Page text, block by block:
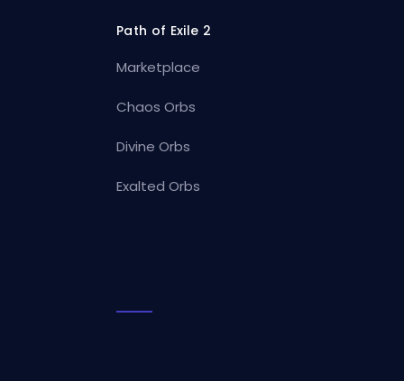
Path of Exile 2
Marketplace
Chaos Orbs
Divine Orbs
Exalted Orbs